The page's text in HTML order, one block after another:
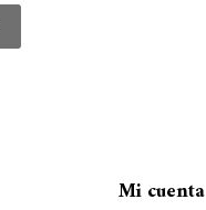
Mi cuenta